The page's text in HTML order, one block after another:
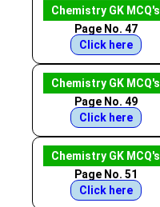
Chemistry GK MCQ's
Page No. 47
Click here
Chemistry GK MCQ's
Page No. 49
Click here
Chemistry GK MCQ's
Page No. 51
Click here